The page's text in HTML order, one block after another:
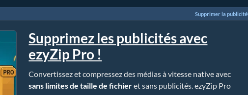
Supprimer la publicité
Supprimez les publicités avec
ezyZip Pro !
Convertissez et compressez des médias à vitesse native avec
sans limites de taille de fichieret sans publicités. ezyZip Pro